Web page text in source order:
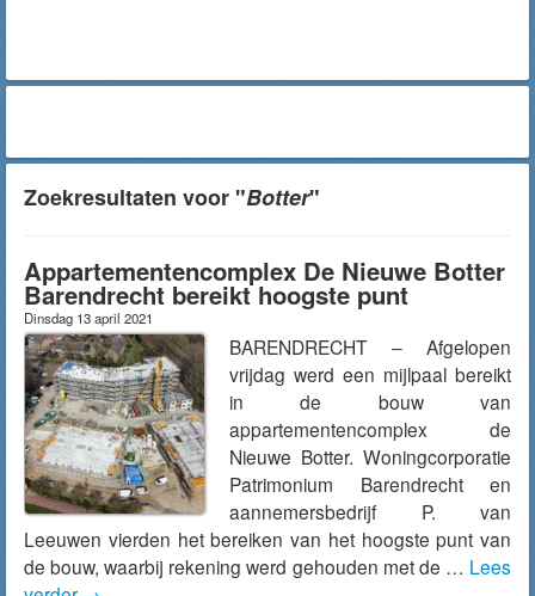
Zoekresultaten voor "Botter"
Appartementencomplex De Nieuwe Botter
Barendrecht bereikt hoogste punt
Dinsdag 13 april 2021
BARENDRECHT – Afgelopen
vrijdag werd een mijlpaal bereikt
in de bouw van
appartementencomplex de
Nieuwe Botter. Woningcorporatie
Patrimonium Barendrecht en
aannemersbedrijf P. van
Leeuwen vierden het bereiken van het hoogste punt van
de bouw, waarbij rekening werd gehouden met de … Lees